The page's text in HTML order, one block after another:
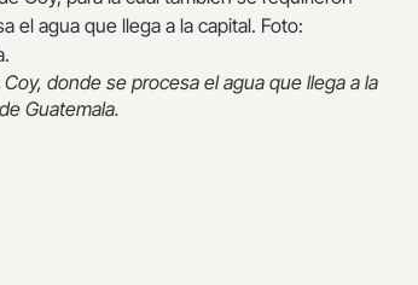
donde se procesa el agua que llega a la
Guatemala.